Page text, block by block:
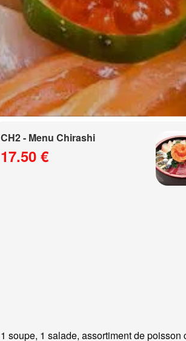
CH2 - Menu Chirashi
17.50 €
1 soupe, 1 salade, assortiment de poisson